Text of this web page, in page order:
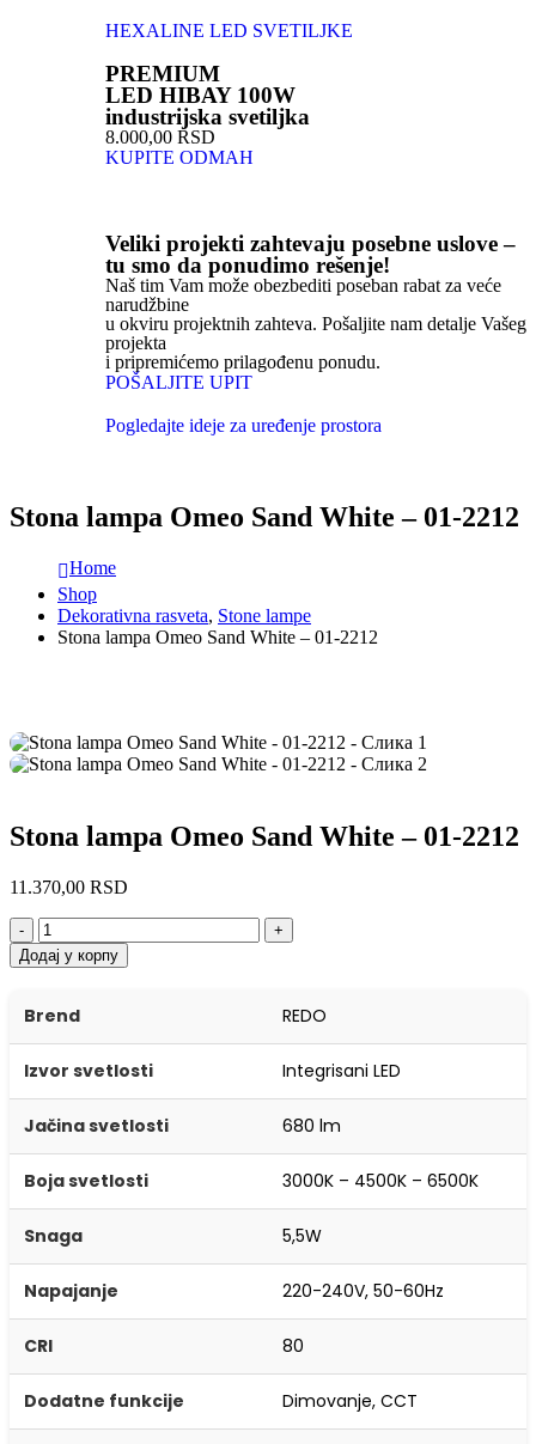
HEXALINE LED SVETILJKE
PREMIUM
LED HIBAY 100W
industrijska svetiljka
8.000,00 RSD
KUPITE ODMAH
Veliki projekti zahtevaju posebne uslove –
tu smo da ponudimo rešenje!
Naš tim Vam može obezbediti poseban rabat za veće
narudžbine
u okviru projektnih zahteva. Pošaljite nam detalje Vašeg
projekta
i pripremićemo prilagođenu ponudu.
POŠALJITE UPIT
Pogledajte ideje za uređenje prostora
Stona lampa Omeo Sand White – 01-2212
Home
Shop
Dekorativna rasveta, Stone lampe
Stona lampa Omeo Sand White – 01-2212
Stona lampa Omeo Sand White – 01-2212
11.370,00 RSD
-
+
Додај у корпу
Brend REDO
Izvor svetlosti Integrisani LED
Jačina svetlosti 680 lm
Boja svetlosti 3000K – 4500K – 6500K
Snaga 5,5W
Napajanje 220-240V, 50-60Hz
CRI 80
Dodatne funkcije Dimovanje, CCT